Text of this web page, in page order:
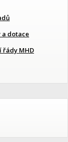
a dotace
řády MHD